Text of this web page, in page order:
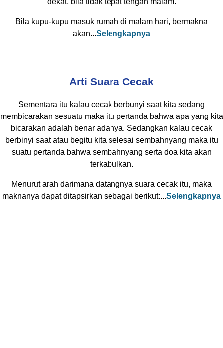
Bila kupu-kupu masuk rumah di malam hari, bermakna
akan...Selengkapnya
Arti Suara Cecak
Sementara itu kalau cecak berbunyi saat kita sedang
membicarakan sesuatu maka itu pertanda bahwa apa yang kita
bicarakan adalah benar adanya. Sedangkan kalau cecak
berbinyi saat atau begitu kita selesai sembahnyang maka itu
suatu pertanda bahwa sembahnyang serta doa kita akan
terkabulkan.
Menurut arah darimana datangnya suara cecak itu, maka
maknanya dapat ditapsirkan sebagai berikut:...Selengkapnya